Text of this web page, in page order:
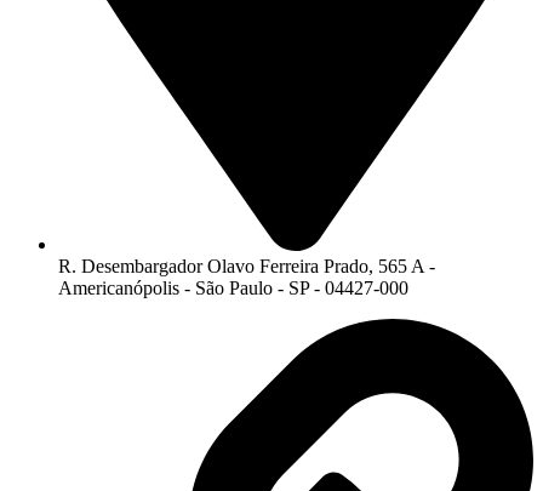
R. Desembargador Olavo Ferreira Prado, 565 A -
Americanópolis - São Paulo - SP - 04427-000